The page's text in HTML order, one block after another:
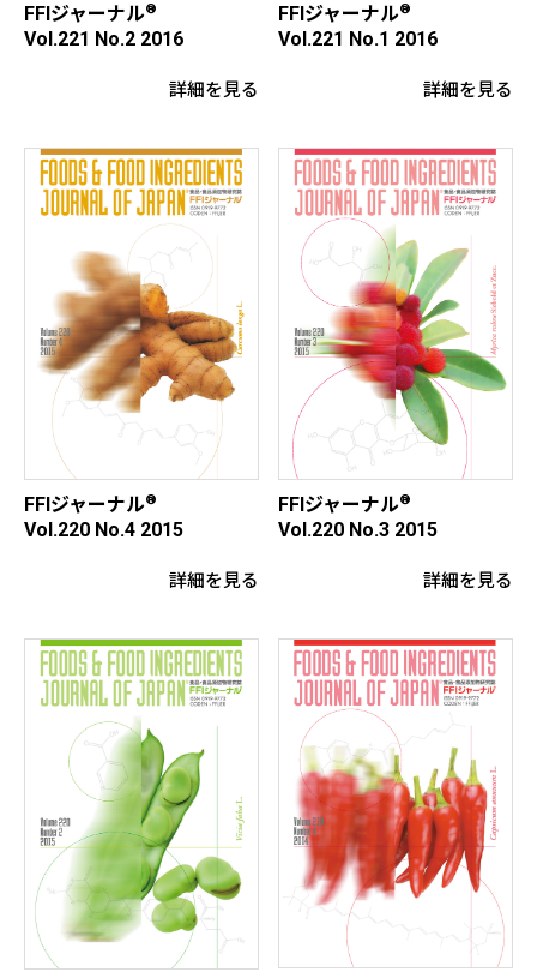
FFIジャーナル®
Vol.221 No.2 2016
詳細を見る
FFIジャーナル®
Vol.221 No.1 2016
詳細を見る
FFIジャーナル®
Vol.220 No.4 2015
詳細を見る
FFIジャーナル®
Vol.220 No.3 2015
詳細を見る